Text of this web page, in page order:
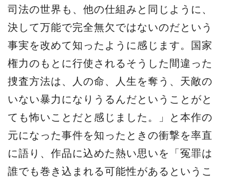
司法の世界も、他の仕組みと同じように、
決して万能で完全無欠ではないのだという
事実を改めて知ったように感じます。国家
権力のもとに行使されるそうした間違った
捜査方法は、人の命、人生を奪う、天敵の
いない暴力になりうるんだということがと
ても怖いことだと感じました。」と本作の
元になった事件を知ったときの衝撃を率直
に語り、作品に込めた熱い思いを「冤罪は
誰でも巻き込まれる可能性があるというこ